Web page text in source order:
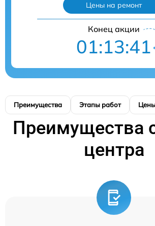
Цены на ремонт
Конец акции
01:13:40
Преимущества Этапы работ
Преимущества
центра